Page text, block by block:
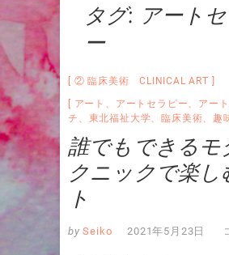
タグ: アート
ー
② 臨床美術 CLINICAL ART
アート
アートセラピー アー
チ
東北福祉大学 、臨床美術 趣
誰でもできるモ
クニックで楽し
ト
by Seiko 2021年5月23日